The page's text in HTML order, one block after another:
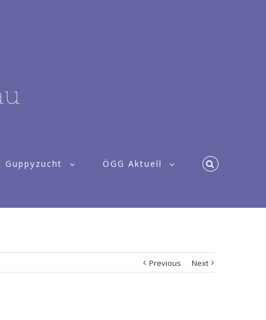
Guppyzucht ÖGG Aktuell
Previous Next